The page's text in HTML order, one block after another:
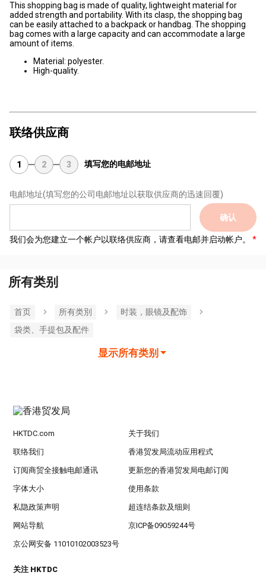
This shopping bag is made of quality, lightweight material for
added strength and portability. With its clasp, the shopping bag
can be easily attached to a backpack or handbag. The shopping
bag comes with a large capacity and can accommodate a large
amount of items.
Material: polyester.
High-quality.
联络供应商
1 2 3 填写您的电邮地址
电邮地址(填写您的公司电邮地址以获取供应商的迅速回覆)
确认
我们会为您建立一个帐户以联络供应商，请查看电邮并启动帐户。
所有类别
首页 所有类別
时装，眼镜及配饰
袋类、手提包及配件
显示所有类别
HKTDC.com 关于我们
联络我们 香港贸发局流动应用程式
订阅商贸全接触电邮通讯 更新您的香港贸发局电邮订阅
字体大小 使用条款
私隐政策声明 超连结条款及细则
网站导航 京ICP备09059244号
京公网安备 11010102003523号
关注 HKTDC